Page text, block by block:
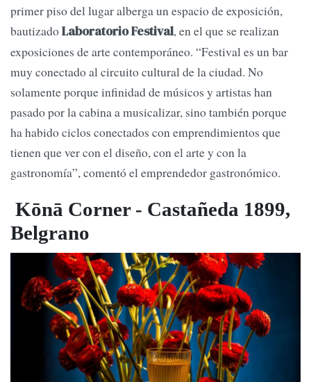
primer piso del lugar alberga un espacio de exposición,
bautizadoLaboratorio Festival, en el que se realizan
exposiciones de arte contemporáneo. “Festival es un bar
muy conectado al circuito cultural de la ciudad. No
solamente porque infinidad de músicos y artistas han
pasado por la cabina a musicalizar, sino también porque
ha habido ciclos conectados con emprendimientos que
tienen que ver con el diseño, con el arte y con la
gastronomía”, comentó el emprendedor gastronómico.
Kōnā Corner - Castañeda 1899,
Belgrano